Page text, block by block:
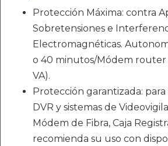
Protección Máxima: contra
Sobretensiones e
Electromagnéticas.
o 40 minutos/Módem router
VA).
Protección garantizada:
DVR y sistemas de
Módem de Fibra, Caja
recomienda su uso con